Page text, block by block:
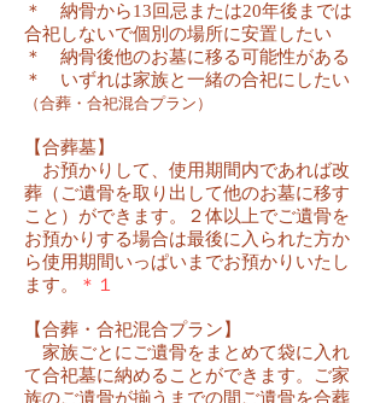
​＊ 納骨から13回忌または20年後までは
合祀しないで個別の場所に安置したい
＊ 納骨後他のお墓に移る可能性がある
​＊ いずれは家族と一緒の合祀にしたい
（合葬・合祀混合プラン）
【合葬墓】
お預かりして、使用期間内であれば改
葬（ご遺骨を取り出して他のお墓に移す
こと）ができます。２体以上でご遺骨を
お預かりする場合は最後に入られた方か
ら使用期間いっぱいまでお預かりいたし
ます。
＊１
​​【合葬・合祀混合プラン】
家族ごとにご遺骨をまとめて袋に入れ
て合祀墓に納めることができます。ご家
族のご遺骨が揃うまでの間ご遺骨を合葬